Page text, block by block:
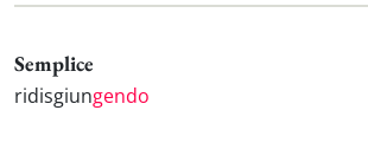
Semplice
ridisgiungendo